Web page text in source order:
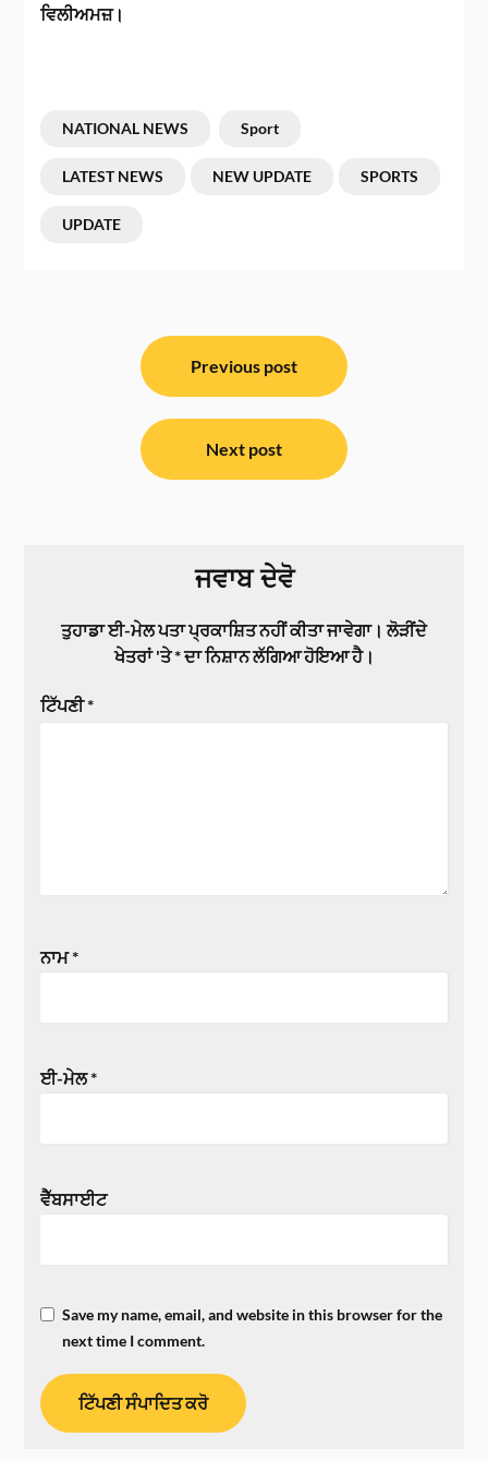
ਵਿਲੀਅਮਜ਼।
NATIONAL NEWS Sport
LATEST NEWS NEW UPDATE SPORTS
UPDATE
Previous post
Next post
ਜਵਾਬ ਦੇਵੋ
ਤੁਹਾਡਾ ਈ-ਮੇਲ ਪਤਾ ਪ੍ਰਕਾਸ਼ਿਤ ਨਹੀਂ ਕੀਤਾ ਜਾਵੇਗਾ। ਲੋੜੀਂਦੇ
ਖੇਤਰਾਂ 'ਤੇ*ਦਾ ਨਿਸ਼ਾਨ ਲੱਗਿਆ ਹੋਇਆ ਹੈ।
ਟਿੱਪਣੀ*
ਨਾਮ*
ਈ-ਮੇਲ*
ਵੈੱਬਸਾਈਟ
Save my name, email, and website in this browser for the
next time I comment.